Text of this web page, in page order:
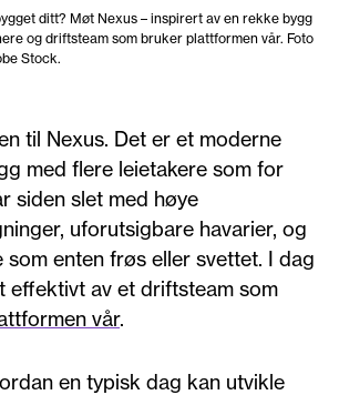
ditt? Møt Nexus – inspirert av en rekke bygg
og driftsteam som bruker plattformen vår. Foto
Stock.
til Nexus. Det er et moderne
med flere leietakere som for
siden slet med høye
uforutsigbare havarier, og
som enten frøs eller svettet. I dag
effektivt av et driftsteam som
vår.
en typisk dag kan utvikle